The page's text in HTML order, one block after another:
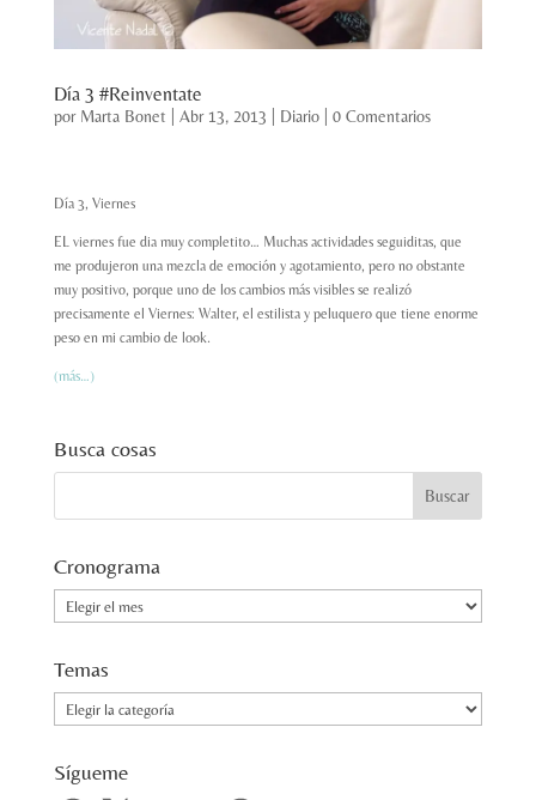
Día 3 #Reinventate
por Marta Bonet Abr 13, 2013 Diario| 0 Comentarios
Día 3, Viernes
EL viernes fue dia muy completito… Muchas actividades seguiditas, que
me produjeron una mezcla de emoción y agotamiento, pero no obstante
muy positivo, porque uno de los cambios más visibles se realizó
precisamente el Viernes: Walter, el estilista y peluquero que tiene enorme
peso en mi cambio de look.
(más…)
Busca cosas
Cronograma
Cronograma
Temas
Temas
Sígueme